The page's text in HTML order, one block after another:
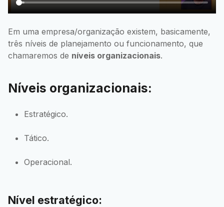
Em uma empresa/organização existem, basicamente,
três níveis de planejamento ou funcionamento, que
chamaremos de níveis organizacionais.
Níveis organizacionais:
Estratégico.
Tático.
Operacional.
Nível estratégico: